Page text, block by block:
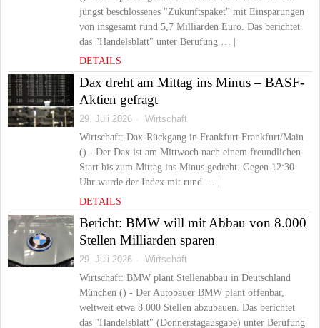
jüngst beschlossenes "Zukunftspaket" mit Einsparungen
von insgesamt rund 5,7 Milliarden Euro. Das berichtet
das "Handelsblatt" unter Berufung … |
DETAILS
Dax dreht am Mittag ins Minus – BASF-
Aktien gefragt
29. Juli 2026
Wirtschaft
Wirtschaft: Dax-Rückgang in Frankfurt Frankfurt/Main
() - Der Dax ist am Mittwoch nach einem freundlichen
Start bis zum Mittag ins Minus gedreht. Gegen 12:30
Uhr wurde der Index mit rund … |
DETAILS
Bericht: BMW will mit Abbau von 8.000
Stellen Milliarden sparen
29. Juli 2026
Wirtschaft
Wirtschaft: BMW plant Stellenabbau in Deutschland
München () - Der Autobauer BMW plant offenbar,
weltweit etwa 8.000 Stellen abzubauen. Das berichtet
das "Handelsblatt" (Donnerstagausgabe) unter Berufung